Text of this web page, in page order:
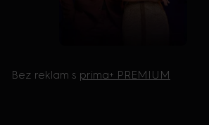
Bez reklam s prima+ PREMIUM